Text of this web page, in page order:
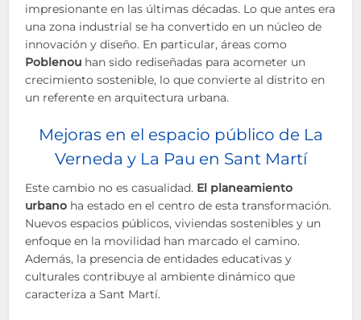
impresionante en las últimas décadas. Lo que antes era
una zona industrial se ha convertido en un núcleo de
innovación y diseño. En particular, áreas como
Poblenou han sido rediseñadas para acometer un
crecimiento sostenible, lo que convierte al distrito en
un referente en arquitectura urbana.
Mejoras en el espacio público de La
Verneda y La Pau en Sant Martí
Este cambio no es casualidad. El planeamiento
urbano ha estado en el centro de esta transformación.
Nuevos espacios públicos, viviendas sostenibles y un
enfoque en la movilidad han marcado el camino.
Además, la presencia de entidades educativas y
culturales contribuye al ambiente dinámico que
caracteriza a Sant Martí.